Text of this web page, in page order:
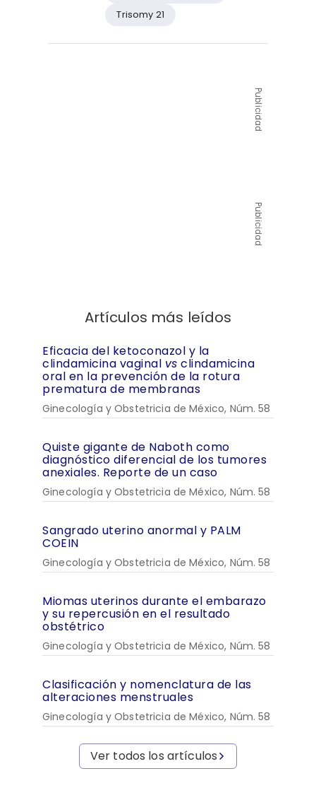
Trisomy 21
Publicidad
Publicidad
Artículos más leídos
Eficacia del ketoconazol y la
clindamicina vaginal vs clindamicina
oral en la prevención de la rotura
prematura de membranas
Ginecología y Obstetricia de México, Núm. 58
Quiste gigante de Naboth como
diagnóstico diferencial de los tumores
anexiales. Reporte de un caso
Ginecología y Obstetricia de México, Núm. 58
Sangrado uterino anormal y PALM
COEIN
Ginecología y Obstetricia de México, Núm. 58
Miomas uterinos durante el embarazo
y su repercusión en el resultado
obstétrico
Ginecología y Obstetricia de México, Núm. 58
Clasificación y nomenclatura de las
alteraciones menstruales
Ginecología y Obstetricia de México, Núm. 58
Ver todos los artículos